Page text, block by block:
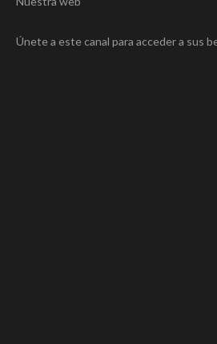
Únete a este canal para acceder a sus